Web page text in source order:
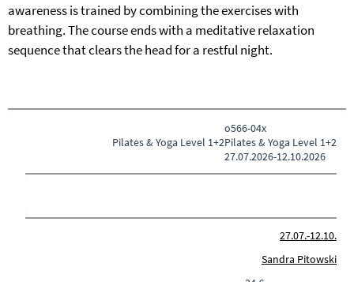
awareness is trained by combining the exercises with
breathing. The course ends with a meditative relaxation
sequence that clears the head for a restful night.
Pilates & Yoga Level 1+2
o566-04x
Pilates & Yoga Level 1+2
27.07.2026-12.10.2026
27.07.-12.10.
Sandra Pitowski